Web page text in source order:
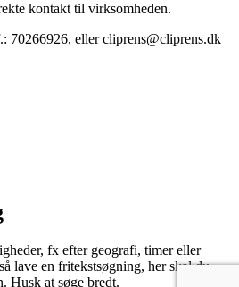
kontakt til virksomheden.
70266926, eller cliprens@cliprens.dk
fx efter geografi, timer eller
lave en fritekstsøgning, her skal du
Husk at søge bredt.